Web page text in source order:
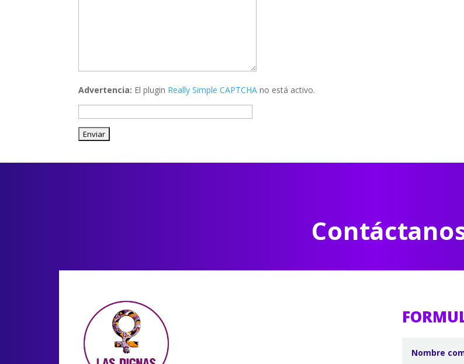
Advertencia: El plugin Really Simple CAPTCHA no está activo.